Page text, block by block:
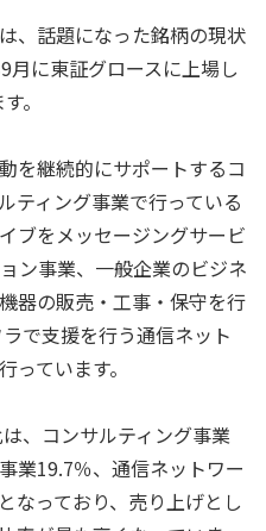
、話題になった銘柄の現状
月に東証グロースに上場し
。
を継続的にサポートするコ
ティング事業で行っている
ブをメッセージングサービ
ン事業、一般企業のビジネ
器の販売・工事・保守を行
で支援を行う通信ネット
っています。
、コンサルティング事業
業19.7％、通信ネットワー
なっており、売り上げとし